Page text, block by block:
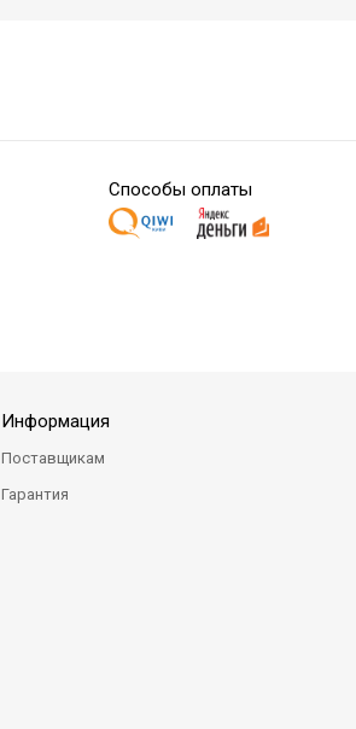
Способы оплаты
Информация
Поставщикам
Гарантия